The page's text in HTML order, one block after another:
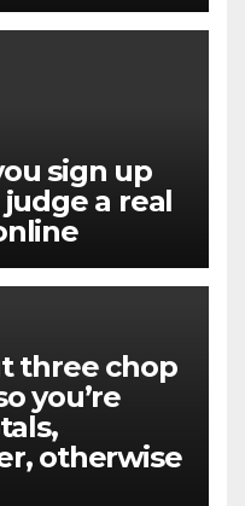
sign up
a real
three chop
you’re
otherwise